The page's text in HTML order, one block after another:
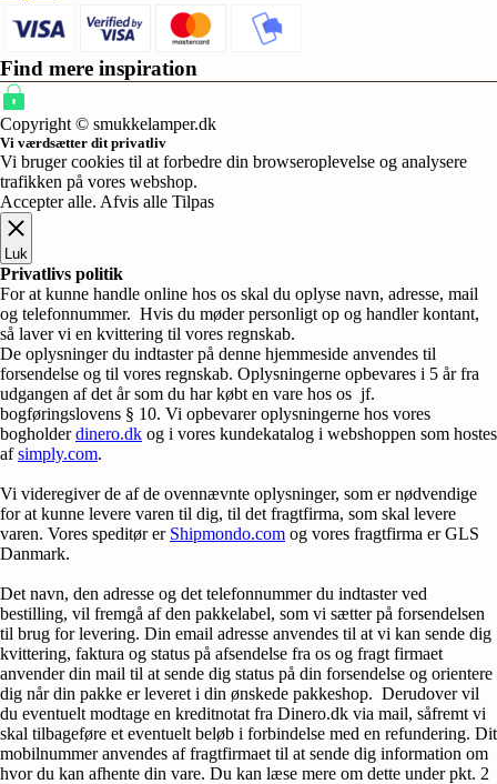
Find mere inspiration
Copyright © smukkelamper.dk
Vi værdsætter dit privatliv
Vi bruger cookies til at forbedre din browseroplevelse og analysere
trafikken på vores webshop.
Accepter alle. Afvis alle Tilpas
Luk
Privatlivs politik
For at kunne handle online hos os skal du oplyse navn, adresse, mail
og telefonnummer. Hvis du møder personligt op og handler kontant,
så laver vi en kvittering til vores regnskab.
De oplysninger du indtaster på denne hjemmeside anvendes til
forsendelse og til vores regnskab. Oplysningerne opbevares i 5 år fra
udgangen af det år som du har købt en vare hos os jf.
bogføringslovens § 10. Vi opbevarer oplysningerne hos vores
bogholderdinero.dk og i vores kundekatalog i webshoppen som hostes
afsimply.com.
Vi videregiver de af de ovennævnte oplysninger, som er nødvendige
for at kunne levere varen til dig, til det fragtfirma, som skal levere
varen. Vores speditør er Shipmondo.com og vores fragtfirma er GLS
Danmark.
Det navn, den adresse og det telefonnummer du indtaster ved
bestilling, vil fremgå af den pakkelabel, som vi sætter på forsendelsen
til brug for levering. Din email adresse anvendes til at vi kan sende dig
kvittering, faktura og status på afsendelse fra os og fragt firmaet
anvender din mail til at sende dig status på din forsendelse og orientere
dig når din pakke er leveret i din ønskede pakkeshop. Derudover vil
du eventuelt modtage en kreditnotat fra Dinero.dk via mail, såfremt vi
skal tilbageføre et eventuelt beløb i forbindelse med en refundering. Dit
mobilnummer anvendes af fragtfirmaet til at sende dig information om
hvor du kan afhente din vare. Du kan læse mere om dette under pkt. 2